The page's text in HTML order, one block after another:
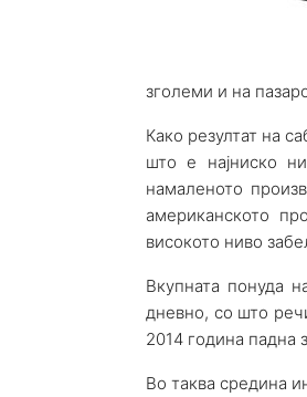
зголеми и на
Како резултат на
што е најниско
намаленото
американското
високото ниво
Вкупната понуда
дневно, со што
2014 година падна
Во таква средина